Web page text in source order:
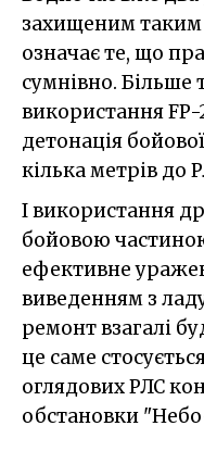
захищеним
означає те, що
сумнівно. Більше
використання FP-
детонація
кілька метрів до
І використання
бойовою
ефективне
виведенням з
ремонт взагалі
це саме
оглядових РЛС
обстановки